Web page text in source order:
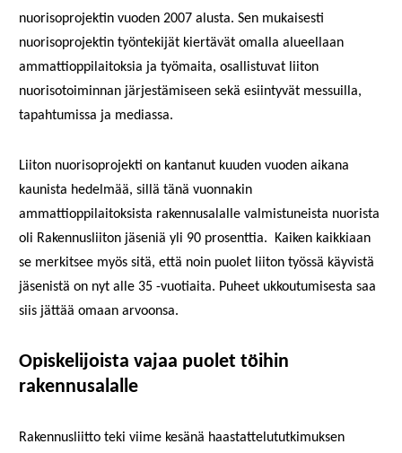
nuorisoprojektin vuoden 2007 alusta. Sen mukaisesti
nuorisoprojektin työntekijät kiertävät omalla alueellaan
ammattioppilaitoksia ja työmaita, osallistuvat liiton
nuorisotoiminnan järjestämiseen sekä esiintyvät messuilla,
tapahtumissa ja mediassa.
Liiton nuorisoprojekti on kantanut kuuden vuoden aikana
kaunista hedelmää, sillä tänä vuonnakin
ammattioppilaitoksista rakennusalalle valmistuneista nuorista
oli Rakennusliiton jäseniä yli 90 prosenttia. Kaiken kaikkiaan
se merkitsee myös sitä, että noin puolet liiton työssä käyvistä
jäsenistä on nyt alle 35 -vuotiaita. Puheet ukkoutumisesta saa
siis jättää omaan arvoonsa.
Opiskelijoista vajaa puolet töihin
rakennusalalle
Rakennusliitto teki viime kesänä haastattelututkimuksen